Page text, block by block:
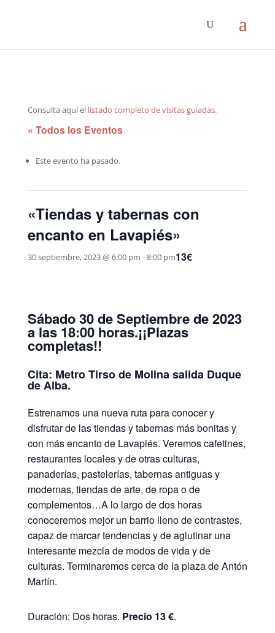
Consulta aquí el listado completo de visitas guiadas.
« Todos los Eventos
Este evento ha pasado.
«Tiendas y tabernas con
encanto en Lavapiés»
30 septiembre, 2023 @ 6:00 pm -8:00 pm13€
Sábado 30 de Septiembre de 2023
a las 18:00 horas.¡¡Plazas
completas!!
Cita: Metro Tirso de Molina salida Duque
de Alba.
Estrenamos una nueva ruta para conocer y
disfrutar de las tiendas y tabernas más bonitas y
con más encanto de Lavapiés. Veremos cafetines,
restaurantes locales y de otras culturas,
panaderías, pastelerías, tabernas antiguas y
modernas, tiendas de arte, de ropa o de
complementos…A lo largo de dos horas
conoceremos mejor un barrio lleno de contrastes,
capaz de marcar tendencias y de aglutinar una
interesante mezcla de modos de vida y de
culturas. Terminaremos cerca de la plaza de Antón
Martín.
Duración: Dos horas. Precio 13 €.